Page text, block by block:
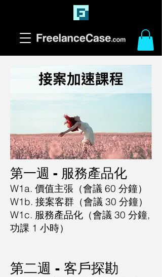
​第一週 - 服務產品化
W1a. 價值主張（會議 60 分鐘）
W1b. 接案客群（會議 30 分鐘）
W1c. 服務產品化（會議 30 分鐘,
功課 1 小時）
​第二週 - 客戶探勘